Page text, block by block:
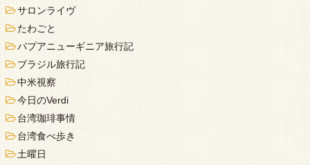
サロンライヴ
たわごと
パプアニューギニア旅行記
ブラジル旅行記
中米視察
今日のVerdi
台湾珈琲事情
台湾食べ歩き
土曜日